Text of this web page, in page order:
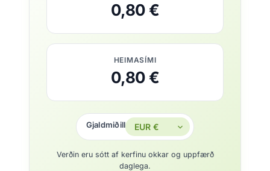
0,80 €
HEIMASÍMI
0,80 €
Gjaldmiðill
Verðin eru sótt af kerfinu okkar og uppfærð
daglega.